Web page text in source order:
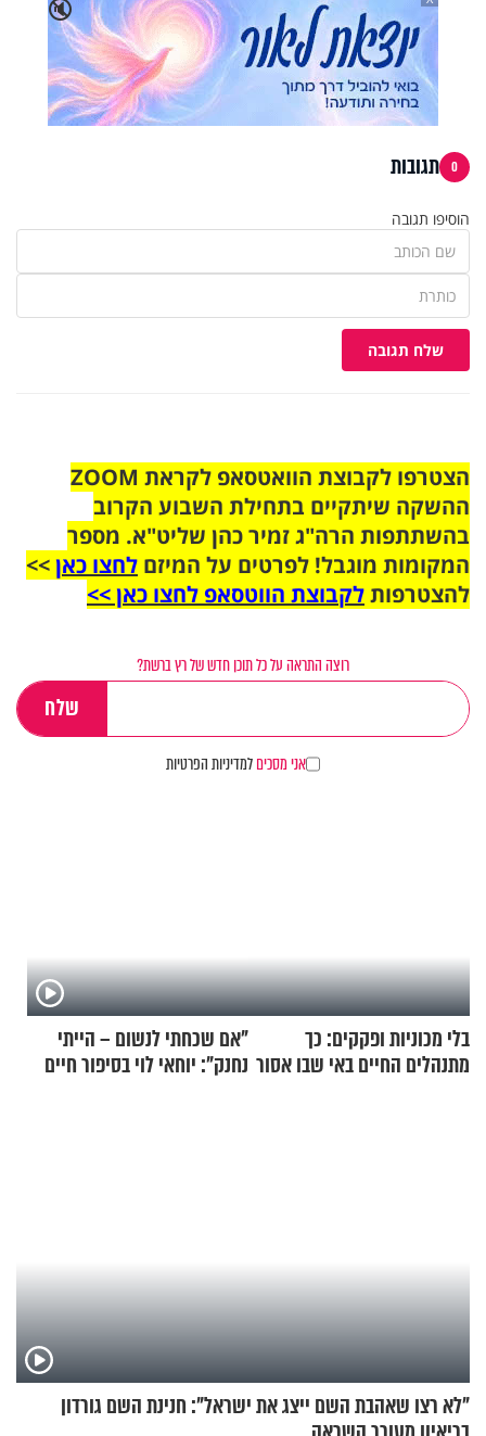
🔇
0 תגובות
הוסיפו תגובה
שלח תגובה
הצטרפו לקבוצת הוואטסאפ לקראת ZOOM
ההשקה שיתקיים בתחילת השבוע הקרוב
בהשתתפות הרה"ג זמיר כהן שליט"א. מספר
המקומות מוגבל! לפרטים על המיזם לחצו כאן>>
להצטרפותלקבוצת הווטסאפ לחצו כאן >>
רוצה התראה על כל תוכן חדש של רץ ברשת?
אני מסכיםלמדיניות הפרטיות
בלי מכוניות ופקקים: כך
מתנהלים החיים באי שבו אסור
"אם שכחתי לנשום – הייתי
נחנק": יוחאי לוי בסיפור חיים
"לא רצו שאהבת השם ייצג את ישראל": חנינת השם גורדון